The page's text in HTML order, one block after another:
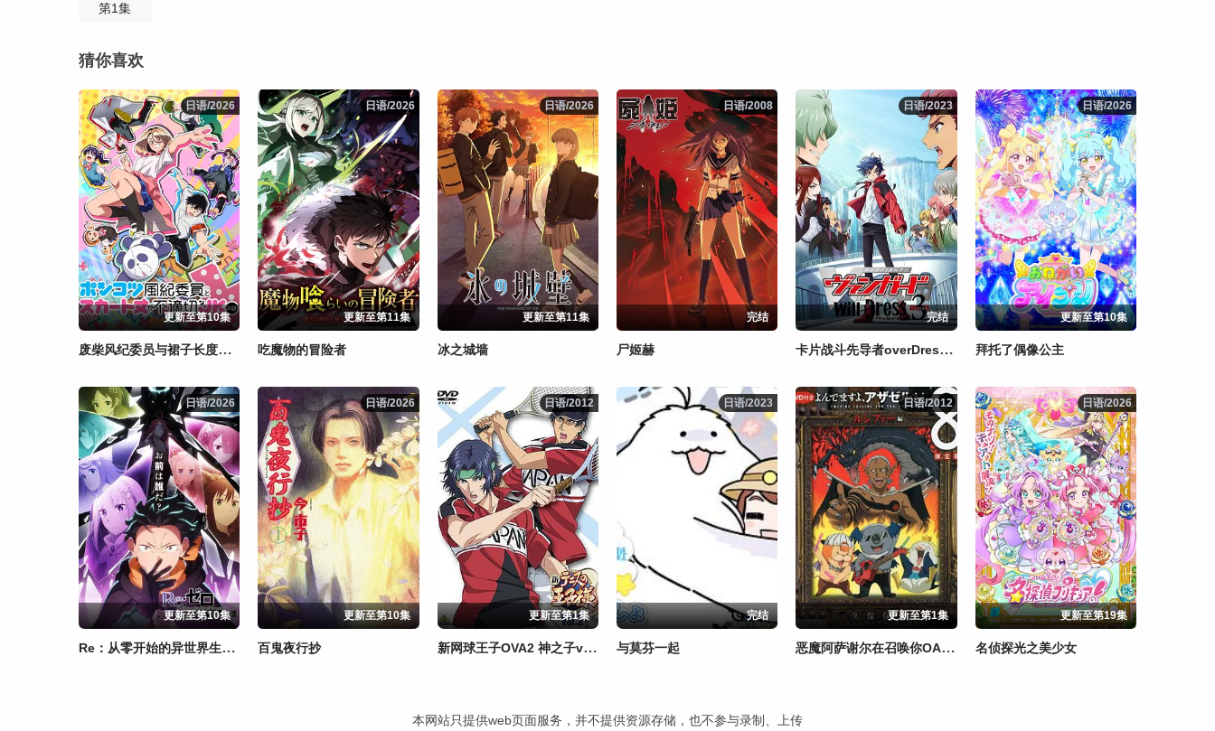
第1集
猜你喜欢
日语/2026
日语/2026
更新至第10集
废柴风纪委员与裙子长度不合规的JK的故事
日语/2026
日语/2026
更新至第11集
吃魔物的冒险者
日语/2026
日语/2026
更新至第11集
冰之城墙
日语/2008
日语/2008
完结
尸姬赫
日语/2023
日语/2023
完结
卡片战斗先导者overDress第五季
日语/2026
日语/2026
更新至第10集
拜托了偶像公主
日语/2026
日语/2026
更新至第10集
Re：从零开始的异世界生活 第四季
日语/2026
日语/2026
更新至第10集
百鬼夜行抄
日语/2012
日语/2012
更新至第1集
新网球王子OVA2 神之子vs皇帝
日语/2023
日语/2023
完结
与莫芬一起
日语/2012
日语/2012
更新至第1集
恶魔阿萨谢尔在召唤你OAD3路西法篇
日语/2026
日语/2026
更新至第19集
名侦探光之美少女
本网站只提供web页面服务，并不提供资源存储，也不参与录制、上传